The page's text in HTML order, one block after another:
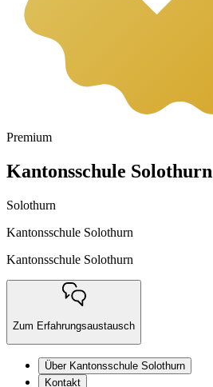
Premium
Kantonsschule Solothurn
Solothurn
Kantonsschule Solothurn
Kantonsschule Solothurn
Zum Erfahrungsaustausch
Über Kantonsschule Solothurn
Kontakt